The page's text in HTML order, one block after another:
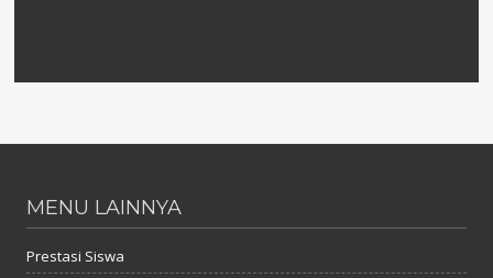
MENU LAINNYA
Prestasi Siswa